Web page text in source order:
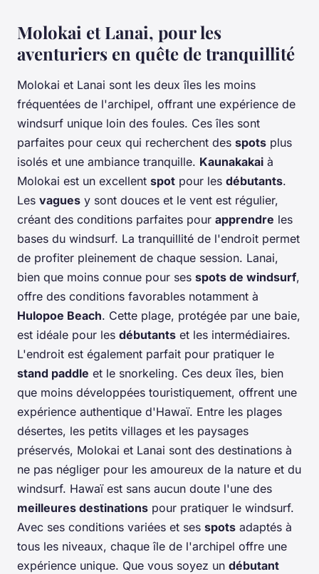
Molokai et Lanai, pour les
aventuriers en quête de tranquillité
Molokai et Lanai sont les deux îles les moins
fréquentées de l'archipel, offrant une expérience de
windsurf unique loin des foules. Ces îles sont
parfaites pour ceux qui recherchent des spots plus
isolés et une ambiance tranquille. Kaunakakai à
Molokai est un excellent spot pour les débutants.
Les vagues y sont douces et le vent est régulier,
créant des conditions parfaites pour apprendre les
bases du windsurf. La tranquillité de l'endroit permet
de profiter pleinement de chaque session. Lanai,
bien que moins connue pour ses spots de windsurf,
offre des conditions favorables notamment à
Hulopoe Beach. Cette plage, protégée par une baie,
est idéale pour les débutants et les intermédiaires.
L'endroit est également parfait pour pratiquer le
stand paddle et le snorkeling. Ces deux îles, bien
que moins développées touristiquement, offrent une
expérience authentique d'Hawaï. Entre les plages
désertes, les petits villages et les paysages
préservés, Molokai et Lanai sont des destinations à
ne pas négliger pour les amoureux de la nature et du
windsurf. Hawaï est sans aucun doute l'une des
meilleures destinations pour pratiquer le windsurf.
Avec ses conditions variées et ses spots adaptés à
tous les niveaux, chaque île de l'archipel offre une
expérience unique. Que vous soyez un débutant